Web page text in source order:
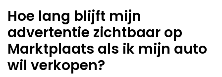
Hoe lang blijft mijn
advertentie zichtbaar op
Marktplaats als ik mijn auto
wil verkopen?